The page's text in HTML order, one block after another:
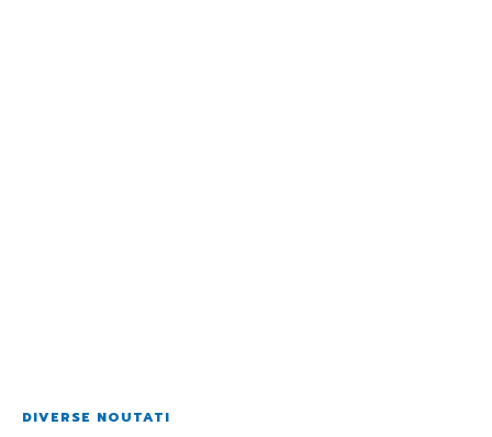
DIVERSE NOUTATI